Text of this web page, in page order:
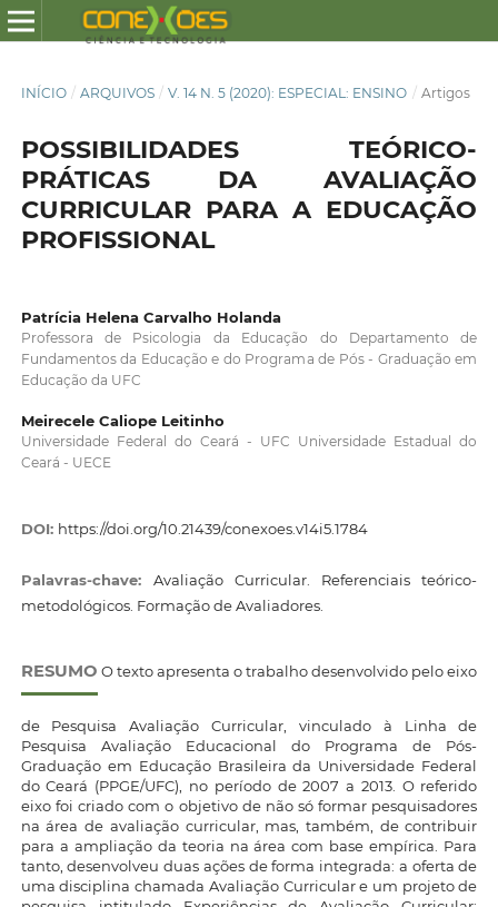
INÍCIO / ARQUIVOS / V. 14 N. 5 (2020): ESPECIAL: ENSINO / Artigos
POSSIBILIDADES TEÓRICO-
PRÁTICAS DA AVALIAÇÃO
CURRICULAR PARA A EDUCAÇÃO
PROFISSIONAL
Patrícia Helena Carvalho Holanda
Professora de Psicologia da Educação do Departamento de
Fundamentos da Educação e do Programa de Pós - Graduação em
Educação da UFC
Meirecele Caliope Leitinho
Universidade Federal do Ceará - UFC Universidade Estadual do
Ceará - UECE
DOI: https://doi.org/10.21439/conexoes.v14i5.1784
Palavras-chave: Avaliação Curricular. Referenciais teórico-
metodológicos. Formação de Avaliadores.
RESUMO O texto apresenta o trabalho desenvolvido pelo eixo
de Pesquisa Avaliação Curricular, vinculado à Linha de
Pesquisa Avaliação Educacional do Programa de Pós-
Graduação em Educação Brasileira da Universidade Federal
do Ceará (PPGE/UFC), no período de 2007 a 2013. O referido
eixo foi criado com o objetivo de não só formar pesquisadores
na área de avaliação curricular, mas, também, de contribuir
para a ampliação da teoria na área com base empírica. Para
tanto, desenvolveu duas ações de forma integrada: a oferta de
uma disciplina chamada Avaliação Curricular e um projeto de